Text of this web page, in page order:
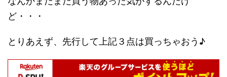
ど・・・
とりあえず、先行して上記３点は買っちゃおう♪